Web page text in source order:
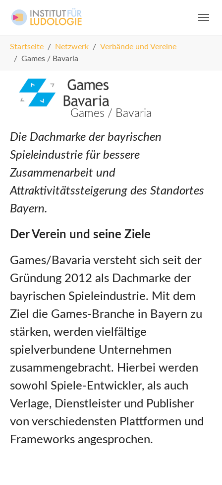
Sie sind hier:
Startseite Netzwerk
Verbände und Vereine
Games / Bavaria
Games / Bavaria
Die Dachmarke der bayrischen
Spieleindustrie für bessere
Zusammenarbeit und
Attraktivitätssteigerung des Standortes
Bayern.
Der Verein und seine Ziele
Games/Bavaria versteht sich seit der
Gründung 2012 als Dachmarke der
bayrischen Spieleindustrie. Mit dem
Ziel die Games-Branche in Bayern zu
stärken, werden vielfältige
spielverbundene Unternehmen
zusammengebracht. Hierbei werden
sowohl Spiele-Entwickler, als auch
Verlage, Dienstleister und Publisher
von verschiedensten Plattformen und
Frameworks angesprochen.